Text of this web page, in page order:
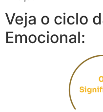
Veja o ciclo
Emocional: